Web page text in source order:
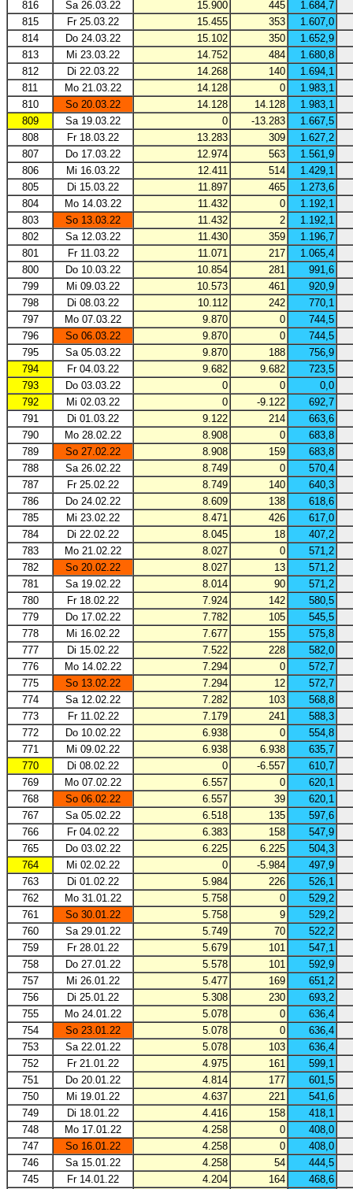
816 Sa 26.03.22 15.900 445
1.684,7
815
Fr 25.03.22 15.455 353
1.607,0
814
Do 24.03.22 15.102 350
1.652,9
813
Mi 23.03.22 14.752 484
1.680,8
812
Di 22.03.22 14.268 140
1.694,1
811
Mo 21.03.22 14.128 0
1.983,1
810
So 20.03.22 14.128 14.128
1.983,1
809
Sa 19.03.22 0 -13.283
1.667,5
808
Fr 18.03.22 13.283 309
1.627,2
807
Do 17.03.22 12.974 563
1.561,9
806
Mi 16.03.22 12.411 514
1.429,1
805
Di 15.03.22 11.897 465
1.273,6
804
Mo 14.03.22 11.432 0
1.192,1
803
So 13.03.22 11.432 2
1.192,1
802
Sa 12.03.22 11.430 359
1.196,7
801
Fr 11.03.22 11.071 217
1.065,4
800
Do 10.03.22 10.854 281
991,6
799
Mi 09.03.22 10.573 461
920,9
798
Di 08.03.22 10.112 242
770,1
797
Mo 07.03.22 9.870 0
744,5
796
So 06.03.22 9.870 0
744,5
795
Sa 05.03.22 9.870 188
756,9
794
Fr 04.03.22 9.682 9.682
723,5
793
Do 03.03.22 0 0
0,0
792
Mi 02.03.22 0 -9.122
692,7
791
Di 01.03.22 9.122 214
663,6
790
Mo 28.02.22 8.908 0
683,8
789
So 27.02.22 8.908 159
683,8
788
Sa 26.02.22 8.749 0
570,4
787
Fr 25.02.22 8.749 140
640,3
786
Do 24.02.22 8.609 138
618,6
785
Mi 23.02.22 8.471 426
617,0
784
Di 22.02.22 8.045 18
407,2
783
Mo 21.02.22 8.027 0
571,2
782
So 20.02.22 8.027 13
571,2
781
Sa 19.02.22 8.014 90
571,2
780
Fr 18.02.22 7.924 142
580,5
779
Do 17.02.22 7.782 105
545,5
778
Mi 16.02.22 7.677 155
575,8
777
Di 15.02.22 7.522 228
582,0
776
Mo 14.02.22 7.294 0
572,7
775
So 13.02.22 7.294 12
572,7
774
Sa 12.02.22 7.282 103
568,8
773
Fr 11.02.22 7.179 241
588,3
772
Do 10.02.22 6.938 0
554,8
771
Mi 09.02.22 6.938 6.938
635,7
770
Di 08.02.22 0 -6.557
610,7
769
Mo 07.02.22 6.557 0
620,1
768
So 06.02.22 6.557 39
620,1
767
Sa 05.02.22 6.518 135
597,6
766
Fr 04.02.22 6.383 158
547,9
765
Do 03.02.22 6.225 6.225
504,3
764
Mi 02.02.22 0 -5.984
497,9
763
Di 01.02.22 5.984 226
526,1
762
Mo 31.01.22 5.758 0
529,2
761
So 30.01.22 5.758 9
529,2
760
Sa 29.01.22 5.749 70
522,2
759
Fr 28.01.22 5.679 101
547,1
758
Do 27.01.22 5.578 101
592,9
757
Mi 26.01.22 5.477 169
651,2
756
Di 25.01.22 5.308 230
693,2
755
Mo 24.01.22 5.078 0
636,4
754
So 23.01.22 5.078 0
636,4
753
Sa 22.01.22 5.078 103
636,4
752
Fr 21.01.22 4.975 161
599,1
751
Do 20.01.22 4.814 177
601,5
750
Mi 19.01.22 4.637 221
541,6
749
Di 18.01.22 4.416 158
418,1
748
Mo 17.01.22 4.258 0
408,0
747
So 16.01.22 4.258 0
408,0
746
Sa 15.01.22 4.258 54
444,5
745
Fr 14.01.22 4.204 164
468,6